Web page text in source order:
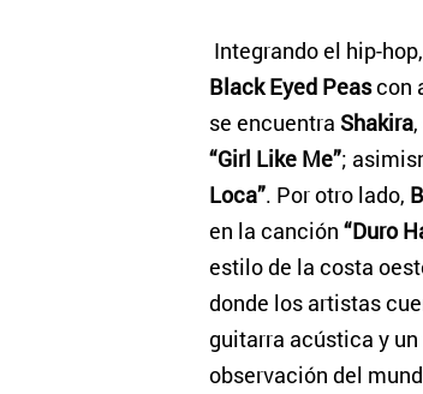
Integrando el hip-
Black Eyed Peascon
se encuentra Shakira
“Girl Like Me”;
Loca”. Por otro lado,
en la canción “Duro
estilo de la costa
donde los artistas
guitarra acústica y
observación del